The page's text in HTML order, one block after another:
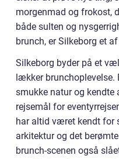
morgenmad og frokost,
både sulten og
brunch, er Silkeborg et
Silkeborg byder på et
lækker
smukke natur og kendte
rejsemål for
har altid været kendt for
arkitektur og det
brunch-scenen også